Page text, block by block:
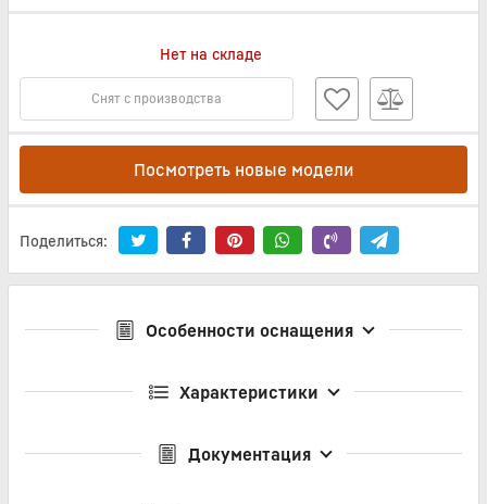
Нет на складе
Снят с производства
Посмотреть новые модели
Поделиться:
Особенности оснащения
Характеристики
Документация